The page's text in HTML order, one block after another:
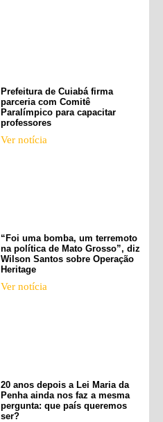
Prefeitura de Cuiabá firma
parceria com Comitê
Paralímpico para capacitar
professores
Ver notícia
“Foi uma bomba, um terremoto
na política de Mato Grosso”, diz
Wilson Santos sobre Operação
Heritage
Ver notícia
20 anos depois a Lei Maria da
Penha ainda nos faz a mesma
pergunta: que país queremos
ser?